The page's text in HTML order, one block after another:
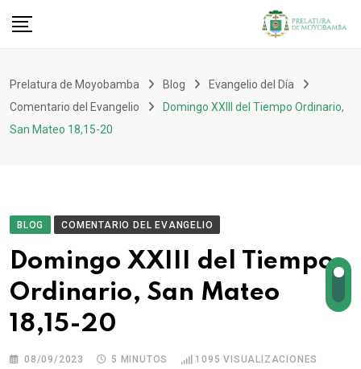
Prelatura de Moyobamba Blog
Evangelio del Día
Comentario del Evangelio
Domingo XXIII del Tiempo Ordinario,
San Mateo 18,15-20
BLOG COMENTARIO DEL EVANGELIO
Domingo XXIII del Tiempo
Ordinario, San Mateo
18,15-20
08/09/2023 5 MINUTOS 1095 VISUALIZACIONES